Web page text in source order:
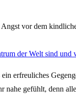
vor dem
der Welt sind und
erfreuliches
gefühlt, denn